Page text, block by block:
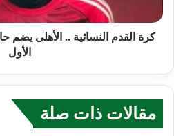
كرة القدم النسائية .. الأهلى يضم
الأول
مقالات ذات صلة